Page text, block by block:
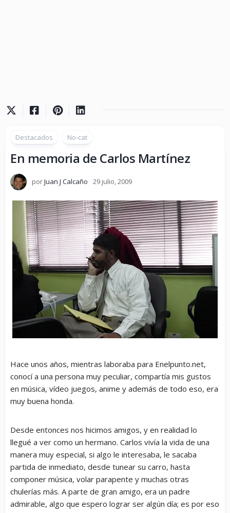
Destacados No-cat
En memoria de Carlos Martínez
porJuan J Calcaño 29 julio, 2009
Hace unos años, mientras laboraba para Enelpunto.net,
conocí a una persona muy peculiar, compartía mis gustos
en música, vídeo juegos, anime y además de todo eso, era
muy buena honda.
Desde entonces nos hicimos amigos, y en realidad lo
llegué a ver como un hermano. Carlos vivía la vida de una
manera muy especial, si algo le interesaba, le sacaba
partida de inmediato, desde tunear su carro, hasta
componer música, volar parapente y muchas otras
chulerías más. A parte de gran amigo, era un padre
admirable, algo que espero lograr ser algún día; es por eso